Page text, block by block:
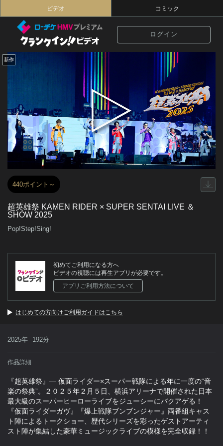
ビデオ コミック
ログイン
新作
440ポイント～
超英雄祭 KAMEN RIDER × SUPER SENTAI LIVE ＆
SHOW 2025
Pop!Step!Sing!
初めてご利用になる方へ
ビデオの視聴には再生アプリが必要です。
アプリご利用方法について
はじめての方向けご利用ガイドはこちら
2025年 192分
作品詳細
『超英雄祭』― 仮面ライダー×スーパー戦隊による年に一度の“音
楽の祭典”。２０２５年２月５日、横浜アリーナで開催された日本
最大級のスーパーヒーローライブをジューシーにバクアゲる！
『仮面ライダーガヴ』『爆上戦隊ブンブンジャー』両番組キャス
ト陣によるトークショー、歴代シリーズを彩ったゲストアーティ
スト陣が集結した豪華ミュージックライブの模様を完全収録！！